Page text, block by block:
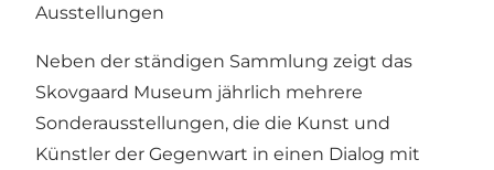
Ausstellungen
Neben der ständigen Sammlung zeigt das
Skovgaard Museum jährlich mehrere
Sonderausstellungen, die die Kunst und
Künstler der Gegenwart in einen Dialog mit